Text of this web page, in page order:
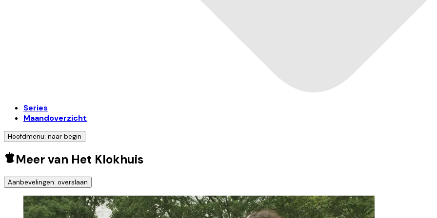
Series
Maandoverzicht
Hoofdmenu: naar begin
Meer van Het Klokhuis
Aanbevelingen: overslaan